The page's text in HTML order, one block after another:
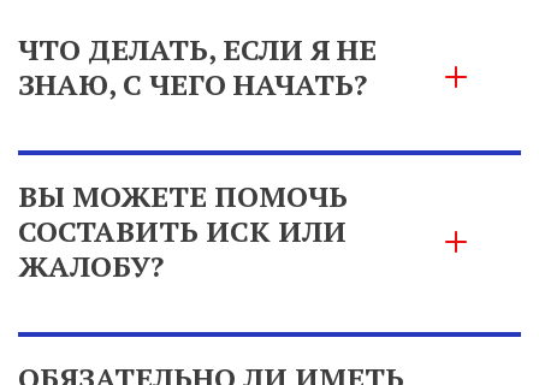
ЧТО ДЕЛАТЬ, ЕСЛИ Я НЕ
ЗНАЮ, С ЧЕГО НАЧАТЬ?
ВЫ МОЖЕТЕ ПОМОЧЬ
СОСТАВИТЬ ИСК ИЛИ
ЖАЛОБУ?